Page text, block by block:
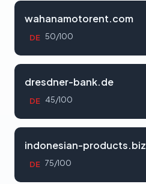
wahanamotorent.com
DE 50/100
dresdner-bank.de
DE 45/100
indonesian-products.biz
DE 75/100